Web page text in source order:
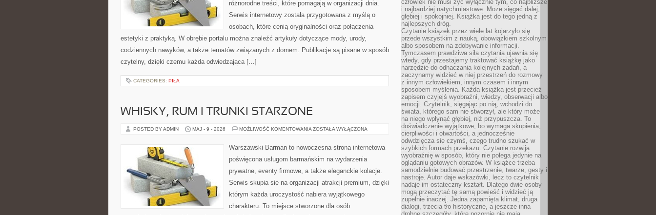
różnorodne treści, które pomagają w organizacji dnia.
Serwis internetowy została przygotowana z myślą o
osobach, które cenią oryginalności oraz połączenia
estetyki z praktyką. W obrębie portalu można znaleźć artykuły dotyczące mody, urody,
codziennych nawyków, a także tematów związanych z domem. Publikacje są pisane w sposób
czytelny, dzięki czemu każda odwiedzająca […]
CATEGORIES: PIŁA
WHISKY, RUM I TRUNKI STARZONE
POSTED BY ADMIN MAJ - 9 - 2026 MOŻLIWOŚĆ KOMENTOWANIA WHISKY,
STARZONE
ZOSTAŁA WYŁĄCZONA
Warszawski Barman to nowoczesna strona internetowa
poświęcona usługom barmańskim na wydarzenia
prywatne, eventy firmowe, a także eleganckie kolacje.
Serwis skupia się na organizacji atrakcji premium, dzięki
którym każda uroczystość nabiera wyjątkowego
charakteru. To miejsce stworzone dla osób
człowiek nie musi żyć wyłącznie tym, co najbliższe
i najbardziej natychmiastowe. Może sięgać dalej,
głębiej i spokojniej. Książka jest do tego jedną z
najlepszych dróg.
Czytanie książek przez wiele lat kojarzyło się
przede wszystkim z nauką, obowiązkiem szkolnym
albo sposobem na zdobywanie informacji.
Tymczasem prawdziwa siła czytania ujawnia się
wtedy, gdy przestajemy traktować książkę jako
narzędzie do odhaczania kolejnych zadań, a
zaczynamy widzieć w niej przestrzeń do rozmowy
z innym człowiekiem, innym czasem i innym
sposobem myślenia. Każda książka jest przecież
zapisem czyjejś wyobraźni, wiedzy, obserwacji albo
emocji. Czytelnik, sięgając po nią, wchodzi do
świata, którego sam nie stworzył, ale który może
na niego wpłynąć głębiej, niż przypuszcza. To
doświadczenie wyjątkowe, bo wymaga skupienia,
cierpliwości i otwartości, a jednocześnie
odwdzięcza się czymś, czego trudno szukać w
szybkich formach przekazu. Czytanie rozwija
wyobraźnię w sposób, który nie polega jedynie na
oglądaniu gotowych obrazów. W książce trzeba
samodzielnie budować przestrzenie, twarze, gesty i
nastroje. Autor daje wskazówki, lecz to czytelnik
nadaje im ostateczny kształt. Dlatego dwie osoby
mogą przeczytać tę samą powieść i widzieć ją
zupełnie inaczej. Jedna zapamięta klimat, druga
dialogi, trzecia tło historyczne, a jeszcze inna